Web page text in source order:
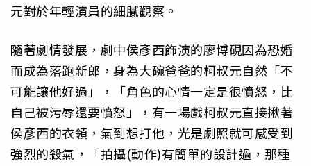
元對於年輕演員的細膩觀察。
隨著劇情發展，劇中侯彥西飾演的廖博硯因為恐婚
而成為落跑新郎，身為大碗爸爸的柯叔元自然「不
可能讓他好過」，「角色的心情一定是很憤怒，比
自己被污辱還要憤怒」，有一場戲柯叔元直接揪著
侯彥西的衣領，氣到想打他，光是劇照就可感受到
強烈的殺氣，「拍攝(動作)有簡單的設計過，那種